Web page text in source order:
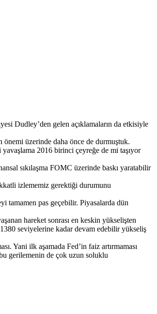
Dudley’den gelen açıklamaların da etkisiyle
üzerinde daha önce de durmuştuk.
2016 birinci çeyreğe de mi taşıyor
sıkılaşma FOMC üzerinde baskı yaratabilir
izlememiz gerektiği durumunu
tamamen pas geçebilir. Piyasalarda dün
hareket sonrası en keskin yükselişten
seviyelerine kadar devam edebilir yükseliş
Yani ilk aşamada Fed’in faiz artırmaması
gerilemenin de çok uzun soluklu